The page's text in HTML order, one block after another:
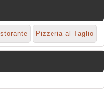
Pizzeria al Taglio